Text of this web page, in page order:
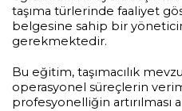
taşıma türlerinde faaliyet
belgesine sahip bir
gerekmektedir.
Bu eğitim, taşımacılık
operasyonel süreçlerin
profesyonelliğin artırılması